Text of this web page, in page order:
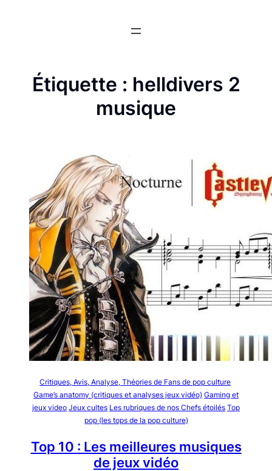
Étiquette : helldivers 2
musique
Critiques, Avis, Analyse, Théories de Fans de pop culture
Game’s anatomy (critiques et analyses jeux vidéo) Gaming et
jeux video Jeux cultes Les rubriques de nos Chefs étoilés Top
pop (les tops de la pop culture)
Top 10 : Les meilleures musiques
de jeux vidéo